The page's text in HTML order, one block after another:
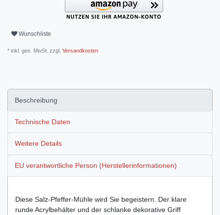
Wunschliste
* inkl. ges. MwSt. zzgl. Versandkosten
Beschreibung
Technische Daten
Weitere Details
EU verantwortliche Person (Herstellerinformationen)
Diese Salz-Pfeffer-Mühle wird Sie begeistern. Der klare
runde Acrylbehälter und der schlanke dekorative Griff